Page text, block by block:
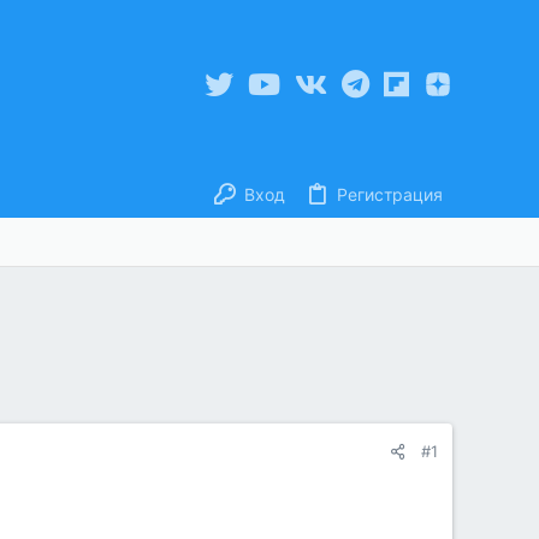
Вход Регистрация
#1